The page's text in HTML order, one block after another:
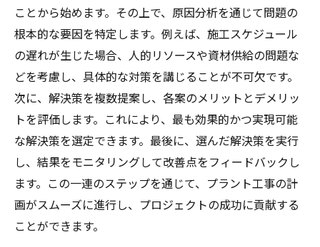
ことから始めます。その上で、原因分析を通じて問題の
根本的な要因を特定します。例えば、施工スケジュール
の遅れが生じた場合、人的リソースや資材供給の問題な
どを考慮し、具体的な対策を講じることが不可欠です。
次に、解決策を複数提案し、各案のメリットとデメリッ
トを評価します。これにより、最も効果的かつ実現可能
な解決策を選定できます。最後に、選んだ解決策を実行
し、結果をモニタリングして改善点をフィードバックし
ます。この一連のステップを通じて、プラント工事の計
画がスムーズに進行し、プロジェクトの成功に貢献する
ことができます。